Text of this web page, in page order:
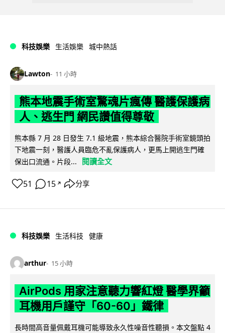
科技娛樂 生活娛樂 城中熱話
Lawton 11 小時
熊本地震手術室驚魂片瘋傳 醫護保護病
人、逃生門 網民讚值得尊敬
熊本縣 7 月 28 日發生 7.1 級地震，熊本綜合醫院手術室鏡頭拍
下地震一刻，醫護人員臨危不亂保護病人，更馬上開逃生門確
保出口流通。片段...
閱讀全文
51 15 ↗ 分享
科技娛樂 生活科技 健康
arthur 15 小時
AirPods 用家注意聽力響紅燈 醫學界籲
耳機用戶謹守「60-60」鐵律
長時間高音量佩戴耳機可能導致永久性噪音性聽損。本文盤點 4